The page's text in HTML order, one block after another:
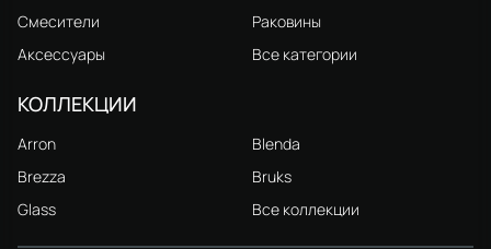
Смесители
Раковины
Аксессуары
Все категории
КОЛЛЕКЦИИ
Arron
Blenda
Brezza
Bruks
Glass
Все коллекции